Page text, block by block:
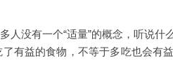
没有一个“适量”的概念，听说什
有益的食物，不等于多吃也会有